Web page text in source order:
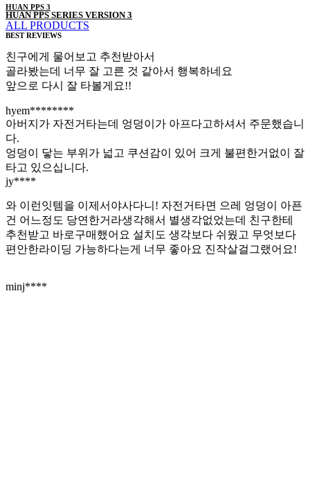
HUAN PPS 3
HUAN PPS SERIES VERSION 3
ALL PRODUCTS
BEST REVIEWS
친구에게 물어보고 추천받아서
골라봤는데 너무 잘 고른 것 같아서 행복하네요
앞으로 다시 잘 타볼게요!!
hyem********
아버지가 자전거타는데 엉덩이가 아프다고하셔서 주문했습니
다.
엉덩이 닿는 부위가 넓고 쿠션감이 있어 크게 불편한거없이 잘
타고 있으십니다.
jy****
와 이런잇템을 이제서야사다니! 자전거타면 으레 엉덩이 아픈
건 어느정도 당연한거라생각해서 별생각없었는데 친구한테
추천받고 바로구매했어요 설치도 생각보다 쉬웠고 무엇보다
편안한라이딩 가능하다는게 너무 좋아요 진작살걸그랬어요!
minj****